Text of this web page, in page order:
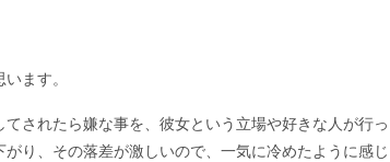
ます。
されたら嫌な事を、彼女という立場や好きな人が行っ
り、その落差が激しいので、一気に冷めたように感じ